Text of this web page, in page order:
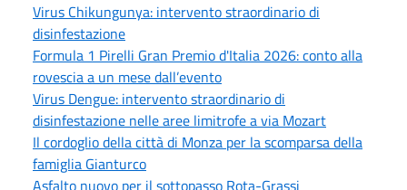
Virus Chikungunya: intervento straordinario di
disinfestazione
Formula 1 Pirelli Gran Premio d'Italia 2026: conto alla
rovescia a un mese dall’evento
Virus Dengue: intervento straordinario di
disinfestazione nelle aree limitrofe a via Mozart
Il cordoglio della città di Monza per la scomparsa della
famiglia Gianturco
Asfalto nuovo per il sottopasso Rota-Grassi